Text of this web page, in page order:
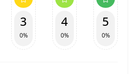
3
0%
4
0%
5
0%